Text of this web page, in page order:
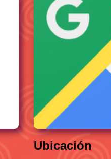
Ubicación